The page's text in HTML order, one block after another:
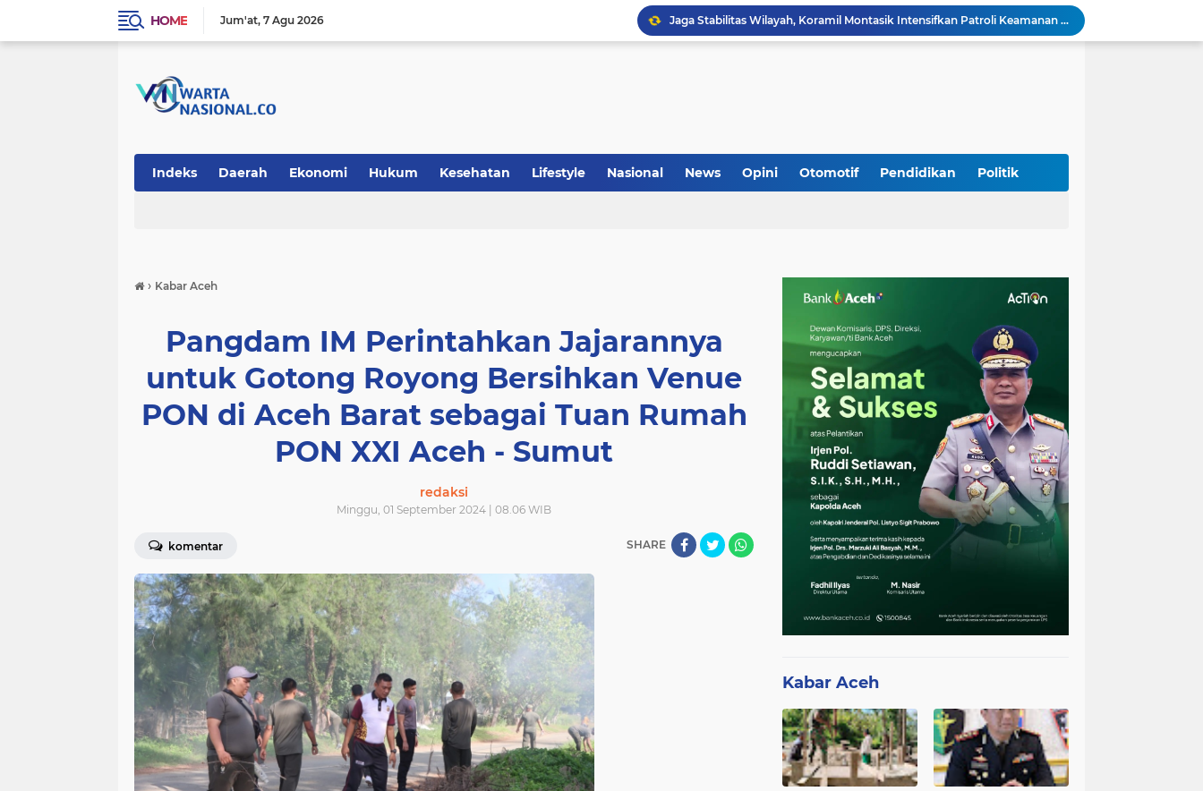
HOME Jum'at 7 Agu 2026 Jaga Stabilitas Wilayah, Koramil Montasik Intensifkan Patroli Keamanan di Desa Binaan
Pimpin Upacara Pembaretan 65 Bintara Remaja Brimob, Kapolda Aceh: Baret Adalah Simbol Kehormatan
Kodim 0108/Agara Bersama Warga Percepat Pemasangan Tiang Pylon Jembatan Gantung di Desa Lawe Ger-Ger Aceh Tenggara
Babinsa Peukan Bada Hadiri Rapat Lanjutan HUT RI ke-81, Perkuat Sinergi Lintas Sektor
Anggota Koramil 05/Mesjid Raya Gelar Acara Lepas Sambut Danramil
Indeks Daerah Ekonomi Hukum Kesehatan Lifestyle Nasional News Opini Otomotif Pendidikan Politik
› Kabar Aceh
Pangdam IM Perintahkan Jajarannya
untuk Gotong Royong Bersihkan Venue
PON di Aceh Barat sebagai Tuan Rumah
PON XXI Aceh - Sumut
redaksi
Minggu, 01 September 2024 | 08.06 WIB
komentar SHARE
Kabar Aceh